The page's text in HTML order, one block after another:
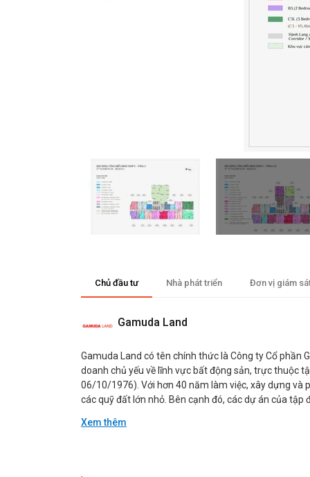
Chủ đầu tư Nhà phát triển Đơn vị giám
Gamuda Land
Gamuda Land có tên chính thức là Công ty Cổ phần
doanh chủ yếu về lĩnh vực bất động sản, trực thuộc
06/10/1976). Với hơn 40 năm làm việc, xây dựng và
các quỹ đất lớn nhỏ. Bên cạnh đó, các dự án của
Xem thêm